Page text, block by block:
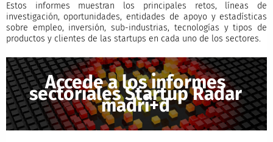
Estos informes muestran los principales retos, líneas de
investigación, oportunidades, entidades de apoyo y estadísticas
sobre empleo, inversión, sub-industrias, tecnologías y tipos de
productos y clientes de las startups en cada uno de los sectores.
Accede a los informes
sectoriales Startup Radar
madri+d